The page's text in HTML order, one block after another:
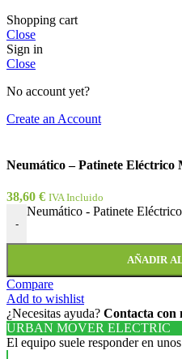
Shopping cart
Close
Sign in
Close
No account yet?
Create an Account
Neumático – Patinete Eléctrico
38,60 € IVA Incluido
-
Neumático - Patinete
AÑADIR
Compare
Add to wishlist
¿Necesitas ayuda? Contacta con
URBAN MOVER ELECTRIC
El equipo suele responder en